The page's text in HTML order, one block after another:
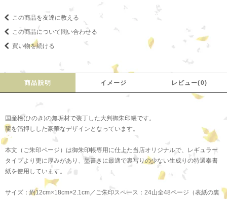
この商品を友達に教える
この商品について問い合わせる
買い物を続ける
商品説明 イメージ レビュー(0)
国産檜(ひのき)の無垢材で装丁した大判御朱印帳です。
龍を箔押しした豪華なデザインとなっています。
本文（ご朱印ページ）は御朱印帳専用に仕上た当店オリジナルで、レギュラー
タイプより更に厚みがあり、墨書きに最適で裏写りの少ない生成りの特選奉書
紙を使用しています。
サイズ：約12cm×18cm×2.1cm／ご朱印スペース：24山全48ページ（表紙の裏